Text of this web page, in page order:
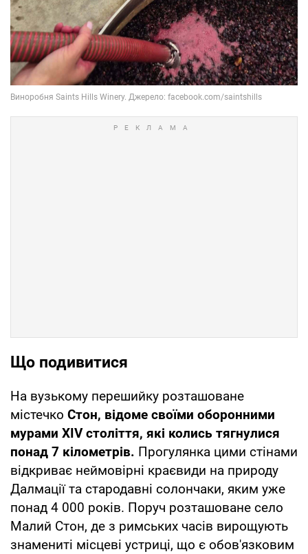
Що подивитися
На вузькому перешийку розташоване
містечко Стон, відоме своїми оборонними
мурами XIV століття, які колись тягнулися
понад 7 кілометрів. Прогулянка цими стінами
відкриває неймовірні краєвиди на природу
Далмації та стародавні солончаки, яким уже
понад 4 000 років. Поруч розташоване село
Малий Стон, де з римських часів вирощують
знамениті місцеві устриці, що є обов'язковим